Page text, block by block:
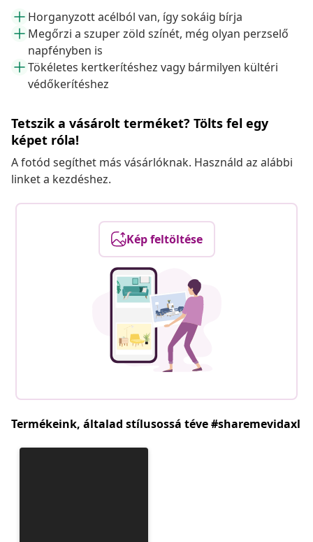
Horganyzott acélból van, így sokáig bírja
Megőrzi a szuper zöld színét, még olyan perzselő
napfényben is
Tökéletes kertkerítéshez vagy bármilyen kültéri
védőkerítéshez
Tetszik a vásárolt terméket? Tölts fel egy
képet róla!
A fotód segíthet más vásárlóknak. Használd az alábbi
linket a kezdéshez.
Kép feltöltése
Termékeink, általad stílusossá téve #sharemevidaxl